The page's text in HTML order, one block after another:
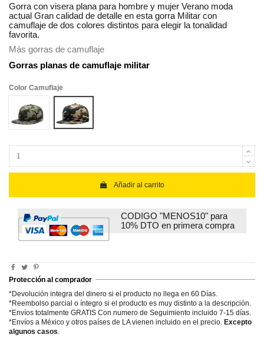
Gorra con visera plana para hombre y mujer Verano moda
actual Gran calidad de detalle en esta gorra Militar con
camuflaje de dos colores distintos para elegir la tonalidad
favorita.
Más gorras de camuflaje
Gorras planas de camuflaje militar
Color Camuflaje
Camuflaje 1
Camuflaje 2
Añadir al carrito
CODIGO "MENOS10" para
10% DTO en primera compra
Protección al comprador
*Devolución integra del dinero si el producto no llega en 60 Días.
*Reembolso parcial o íntegro si el producto es muy distinto a la descripción.
*Envíos totalmente GRATIS Con numero de Seguimiento incluido 7-15 días.
*Envíos a México y otros países de LA vienen incluido en el precio. Excepto
algunos casos.